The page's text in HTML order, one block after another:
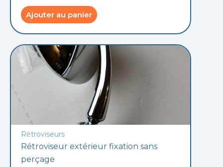
Ajouter au panier
Rétroviseurs
Rétroviseur extérieur fixation sans
perçage